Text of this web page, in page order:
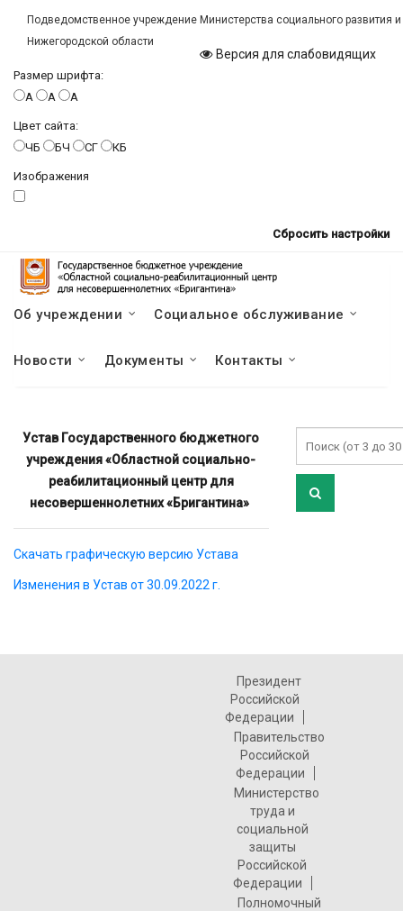
Подведомственное учреждение Министерства социального развития
Нижегородской области
Версия для слабовидящих
Размер шрифта:
A
A A
Цвет сайта:
ЧБ
БЧ СГ КБ
Изображения
Сбросить настройки
Об учреждении Социальное обслуживание
Новости Документы Контакты
Устав Государственного бюджетного
учреждения «Областной социально-
реабилитационный центр для
несовершеннолетних «Бригантина»
Скачать графическую версию Устава
Изменения в Устав от 30.09.2022 г.
Президент
Российской
Федерации
Правительство
Российской
Федерации
Министерство
труда и
социальной
защиты
Российской
Федерации
Полномочный